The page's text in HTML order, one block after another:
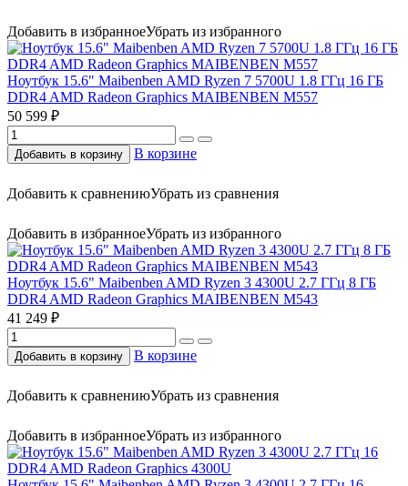
Добавить в избранноеУбрать из избранного
Ноутбук 15.6" Maibenben AMD Ryzen 7 5700U 1.8 ГГц 16 ГБ
DDR4 AMD Radeon Graphics MAIBENBEN M557
50 599 ₽
Добавить в корзину В корзине
Добавить к сравнениюУбрать из сравнения
Добавить в избранноеУбрать из избранного
Ноутбук 15.6" Maibenben AMD Ryzen 3 4300U 2.7 ГГц 8 ГБ
DDR4 AMD Radeon Graphics MAIBENBEN M543
41 249 ₽
Добавить в корзину В корзине
Добавить к сравнениюУбрать из сравнения
Добавить в избранноеУбрать из избранного